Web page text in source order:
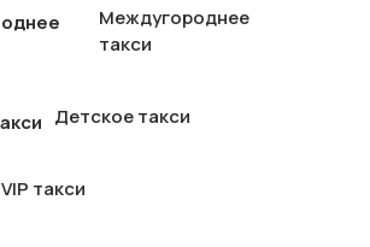
Междугороднее
такси
Детское такси
VIP такси